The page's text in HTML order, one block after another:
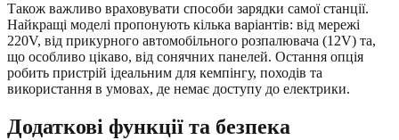
Також важливо враховувати способи зарядки самої станції.
Найкращі моделі пропонують кілька варіантів: від мережі
220V, від прикурного автомобільного розпалювача (12V) та,
що особливо цікаво, від сонячних панелей. Остання опція
робить пристрій ідеальним для кемпінгу, походів та
використання в умовах, де немає доступу до електрики.
Додаткові функції та безпека